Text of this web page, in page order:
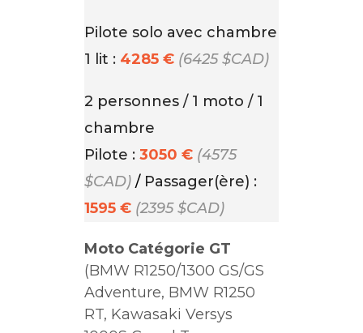
Pilote solo avec chambre
1 lit : 4285 € (6425 $CAD)
2 personnes / 1 moto / 1
chambre
Pilote : 3050 € (4575
$CAD) / Passager(ère) :
1595 € (2395 $CAD)
Moto Catégorie GT
(BMW R1250/1300 GS/GS
Adventure, BMW R1250
RT, Kawasaki Versys